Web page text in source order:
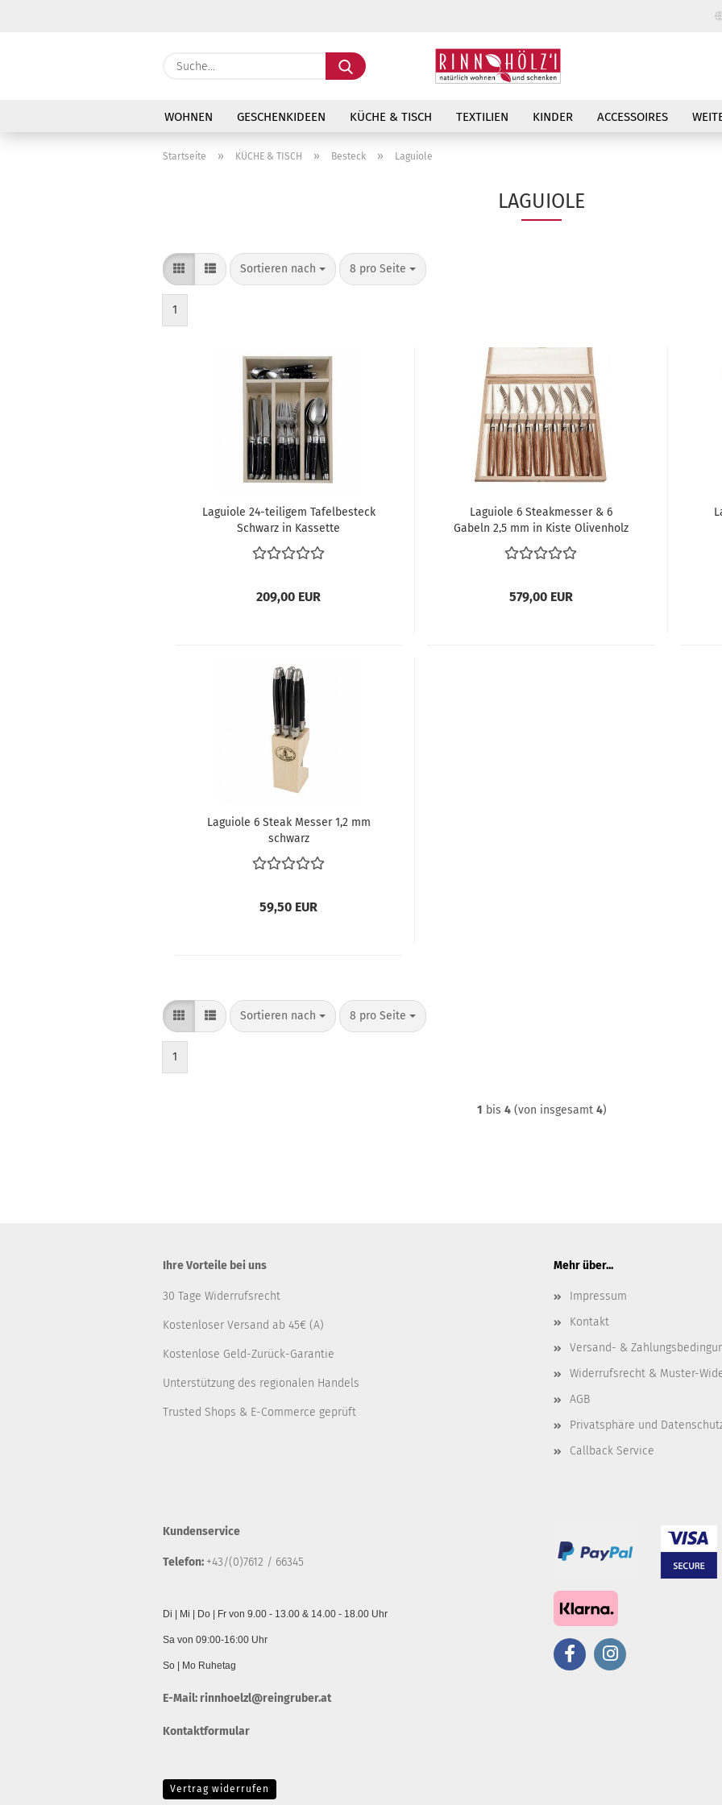
Lieferland
Suche...
WOHNEN GESCHENKIDEEN KÜCHE & TISCH TEXTILIEN KINDER ACCESSOIRES
Startseite » KÜCHE & TISCH » Besteck » Laguiole
LAGUIOLE
Sortieren nach
Sortieren nach 8 pro Seite
pro Seite
1
Laguiole 24-teiligem Tafelbesteck
Schwarz in Kassette
209,00 EUR
Laguiole 6 Steakmesser & 6
Gabeln 2,5 mm in Kiste Olivenholz
579,00 EUR
Laguiole 6 Steak Messer 1,2 mm
schwarz
59,50 EUR
Sortieren nach
Sortieren nach 8 pro Seite
pro Seite
1
1 bis 4(von insgesamt 4)
Ihre Vorteile bei uns
30 Tage Widerrufsrecht
Kostenloser Versand ab 45€ (A)
Kostenlose Geld-Zurück-Garantie
Unterstützung des regionalen Handels
Trusted Shops & E-Commerce geprüft
Mehr über...
Impressum
Kontakt
Versand- &
Widerrufsrecht & Muster-
AGB
Privatsphäre und
Callback Service
Kundenservice
Telefon: +43/(0)7612 / 66345
Di | Mi | Do | Fr von 9.00 - 13.00 & 14.00 - 18.00 Uhr
Sa von 09:00-16:00 Uhr
So | Mo Ruhetag
E-Mail: rinnhoelzl@reingruber.at
Kontaktformular
Vertrag widerrufen